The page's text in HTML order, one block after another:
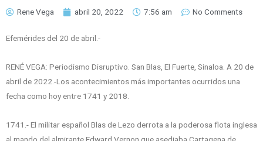
Rene Vega abril 20, 2022 7:56 am No Comments
Efemérides del 20 de abril.-
RENÉ VEGA: Periodismo Disruptivo. San Blas, El Fuerte, Sinaloa. A 20 de
abril de 2022.-Los acontecimientos más importantes ocurridos una
fecha como hoy entre 1741 y 2018.
1741.- El militar español Blas de Lezo derrota a la poderosa flota inglesa